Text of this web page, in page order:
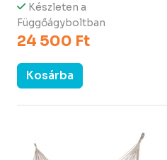
Készleten a
Függőágyboltban
24 500 Ft
Kosárba